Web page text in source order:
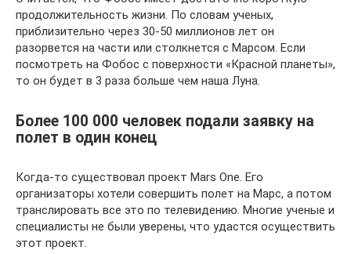
продолжительность жизни. По словам ученых,
приблизительно через 30-50 миллионов лет он
разорвется на части или столкнется с Марсом. Если
посмотреть на Фобос с поверхности «Красной планеты»,
то он будет в 3 раза больше чем наша Луна.
Более 100 000 человек подали заявку на
полет в один конец
Когда-то существовал проект Mars One. Его
организаторы хотели совершить полет на Марс, а потом
транслировать все это по телевидению. Многие ученые и
специалисты не были уверены, что удастся осуществить
этот проект.